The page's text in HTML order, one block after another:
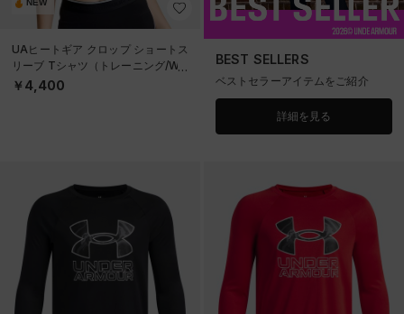
NEW
UAヒートギア クロップ ショートス
リーブ Tシャツ（トレーニング/WO
MEN）
￥4,400
BEST SELLERS
ベストセラーアイテムをご紹介
詳細を見る